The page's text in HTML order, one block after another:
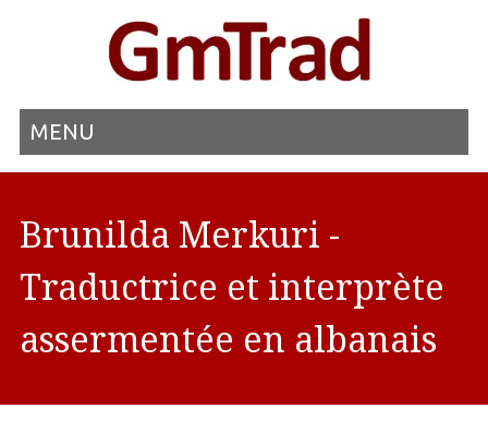
MENU
Brunilda Merkuri -
Traductrice et interprète
assermentée en albanais